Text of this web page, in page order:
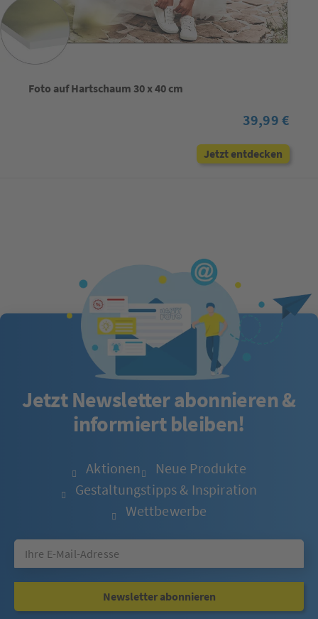
Foto auf Hartschaum 30 x 40 cm
39,99 €
Jetzt entdecken
Jetzt Newsletter abonnieren &
informiert bleiben!
Aktionen
Neue Produkte
Gestaltungstipps & Inspiration
Wettbewerbe
Newsletter abonnieren